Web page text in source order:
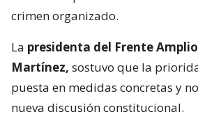
crimen organizado.
La presidenta del Frente
Martínez, sostuvo que la
puesta en medidas concretas y
nueva discusión constitucional.